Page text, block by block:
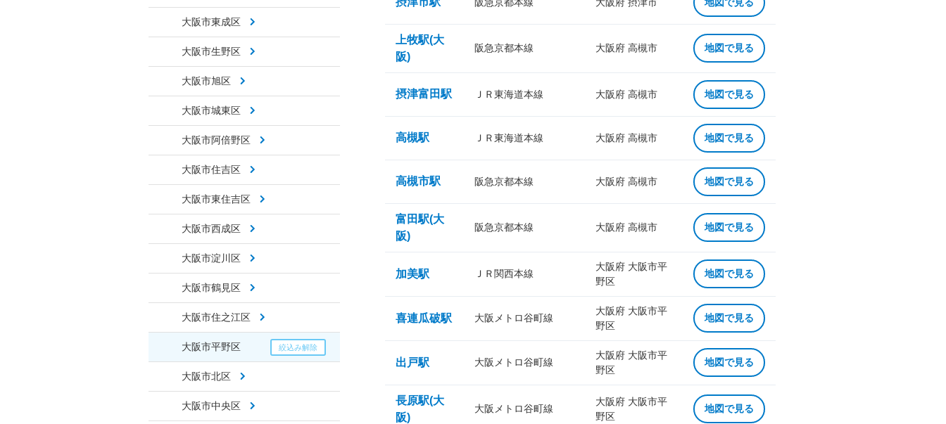
大阪市東成区
大阪市生野区
大阪市旭区
大阪市城東区
大阪市阿倍野区
大阪市住吉区
大阪市東住吉区
大阪市西成区
大阪市淀川区
大阪市鶴見区
大阪市住之江区
大阪市平野区
大阪市北区
大阪市中央区
上牧駅(大
阪)
阪急京都本線 大阪府 高槻市 地図で見る
摂津富田駅 ＪＲ東海道本線 大阪府 高槻市 地図で見る
高槻駅 ＪＲ東海道本線 大阪府 高槻市 地図で見る
高槻市駅 阪急京都本線 大阪府 高槻市 地図で見る
富田駅(大
阪)
阪急京都本線 大阪府 高槻市 地図で見る
加美駅 ＪＲ関西本線
大阪府 大阪市平
野区
地図で見る
喜連瓜破駅 大阪メトロ谷町線
大阪府 大阪市平
野区
地図で見る
出戸駅 大阪メトロ谷町線
大阪府 大阪市平
野区
地図で見る
長原駅(大
阪)
大阪メトロ谷町線
大阪府 大阪市平
野区
地図で見る